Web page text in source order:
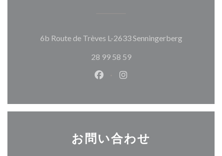
6b Route de Trèves L-2633 Senningerberg((新しいウ
28 99 58 59
Facebook ((新しいウィンドウ
Instagram ((新しいウィ
お問い合わせ